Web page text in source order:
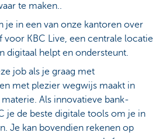
te maken..
je in een van onze kantoren over
voor KBC Live, een centrale locatie
digitaal helpt en ondersteunt.
job als je graag met
met plezier wegwijs maakt in
Als innovatieve bank-
je de beste digitale tools om je in
Je kan bovendien rekenen op